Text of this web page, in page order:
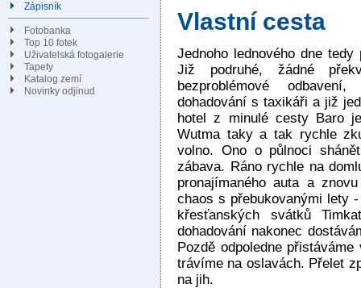
Zápisník
Fotobanka
Top 10 fotek
Uživatelská fotogalerie
Tapety
Katalog zemí
Novinky odjinud
Vlastní cesta
Jednoho lednového dne
Již podruhé, žádné
bezproblémové
dohadování s taxikáři a již
hotel z minulé cesty Baro
Wutma taky a tak rychle
volno. Ono o půlnoci
zábava. Ráno rychle na
pronajímaného auta a
chaos s přebukovanými lety
křesťanských svátků
dohadování nakonec
Pozdě odpoledne
trávíme na oslavách. Přelet
na jih.